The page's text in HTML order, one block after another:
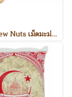
Half Cashew Nuts เม็ดมะม่วงหิมพานต์แบ่งครึ่ง